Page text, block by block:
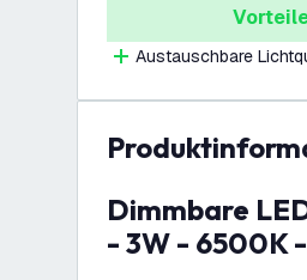
Austauschbare
Dimmbare LED Einbaustrahler Edelstahl - Tokyo
- 3W - 6500K